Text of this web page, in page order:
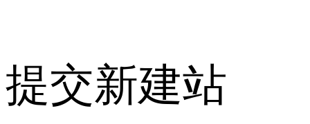
提交新建站